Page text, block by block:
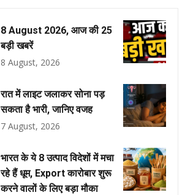
8 August 2026, आज की 25
बड़ी खबरें
8 August, 2026
रात में लाइट जलाकर सोना पड़
सकता है भारी, जानिए वजह
7 August, 2026
भारत के ये 8 उत्पाद विदेशों में मचा
रहे हैं धूम, Export कारोबार शुरू
करने वालों के लिए बड़ा मौका